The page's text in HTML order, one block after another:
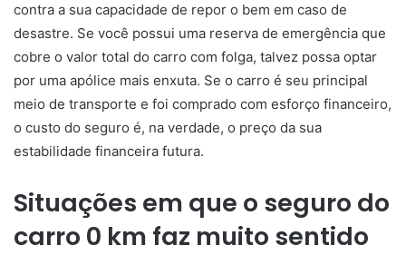
contra a sua capacidade de repor o bem em caso de
desastre. Se você possui uma reserva de emergência que
cobre o valor total do carro com folga, talvez possa optar
por uma apólice mais enxuta. Se o carro é seu principal
meio de transporte e foi comprado com esforço financeiro,
o custo do seguro é, na verdade, o preço da sua
estabilidade financeira futura.
Situações em que o seguro do
carro 0 km faz muito sentido